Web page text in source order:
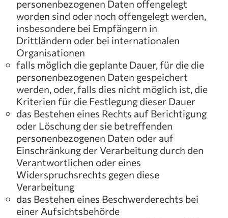
personenbezogenen Daten offengelegt
worden sind oder noch offengelegt werden,
insbesondere bei Empfängern in
Drittländern oder bei internationalen
Organisationen
falls möglich die geplante Dauer, für die die
personenbezogenen Daten gespeichert
werden, oder, falls dies nicht möglich ist, die
Kriterien für die Festlegung dieser Dauer
das Bestehen eines Rechts auf Berichtigung
oder Löschung der sie betreffenden
personenbezogenen Daten oder auf
Einschränkung der Verarbeitung durch den
Verantwortlichen oder eines
Widerspruchsrechts gegen diese
Verarbeitung
das Bestehen eines Beschwerderechts bei
einer Aufsichtsbehörde